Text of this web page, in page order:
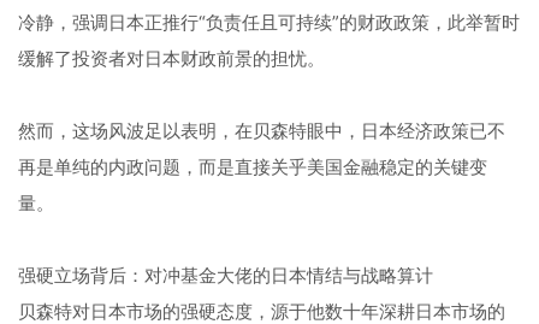
冷静，强调日本正推行“负责任且可持续”的财政政策，此举暂时
缓解了投资者对日本财政前景的担忧。
然而，这场风波足以表明，在贝森特眼中，日本经济政策已不
再是单纯的内政问题，而是直接关乎美国金融稳定的关键变
量。
强硬立场背后：对冲基金大佬的日本情结与战略算计
贝森特对日本市场的强硬态度，源于他数十年深耕日本市场的